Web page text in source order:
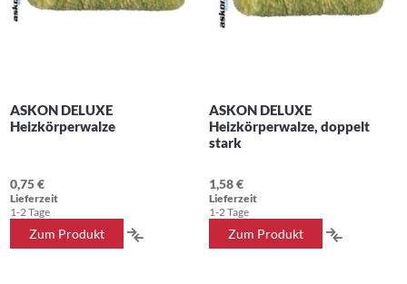
ASKON DELUXE
Heizkörperwalze
0,75 €
Lieferzeit
1-2 Tage
Zum Produkt
ASKON DELUXE
Heizkörperwalze, doppelt
stark
1,58 €
Lieferzeit
1-2 Tage
Zum Produkt